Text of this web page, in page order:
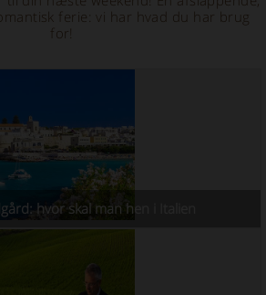
ferie: vi har hvad du har brug
for!
hvor skal man hen i Italien